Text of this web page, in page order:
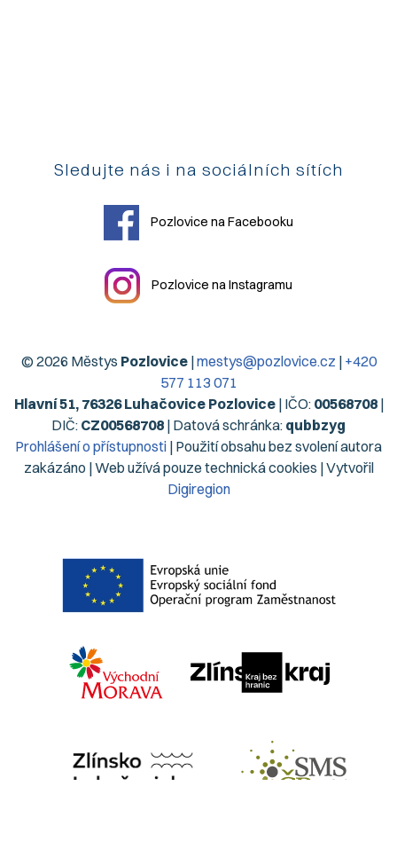
Sledujte nás i na sociálních sítích
Pozlovice na Facebooku
Pozlovice na Instagramu
© 2026 Městys Pozlovice|mestys@pozlovice.cz | +420
577 113 071
Hlavní 51, 76326 Luhačovice Pozlovice| IČO: 00568708|
DIČ: CZ00568708 | Datová schránka: qubbzyg
Prohlášení o přístupnosti | Použití obsahu bez svolení autora
zakázáno | Web užívá pouze technická cookies | Vytvořil
Digiregion